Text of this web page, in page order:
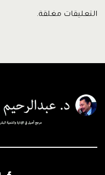
التعليقات مغلقة.